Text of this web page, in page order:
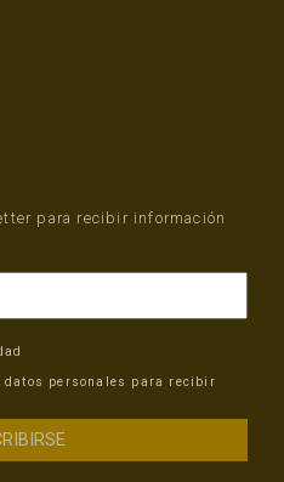
para recibir información
personales para recibir